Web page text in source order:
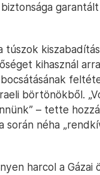
garantált
kihasznál
börtönökből.
– tette
során néha
harcol a Gázai